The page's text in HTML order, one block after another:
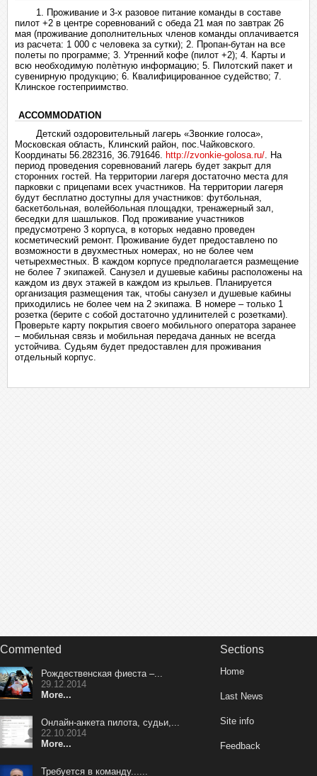
1. Проживание и 3-х разовое питание команды в составе
пилот +2 в центре соревнований с обеда 21 мая по завтрак 26
мая (проживание дополнительных членов команды оплачивается
из расчета: 1 000 с человека за сутки); 2. Пропан-бутан на все
полеты по программе; 3. Утренний кофе (пилот +2); 4. Карты и
всю необходимую полѐтную информацию; 5. Пилотский пакет и
сувенирную продукцию; 6. Квалифицированное судейство; 7.
Клинское гостеприимство.
ACCOMMODATION
Детский оздоровительный лагерь «Звонкие голоса»,
Московская область, Клинский район, пос.Чайковского.
Координаты 56.282316, 36.791646. http://zvonkie-golosa.ru/. На
период проведения соревнований лагерь будет закрыт для
сторонних гостей. На территории лагеря достаточно места для
парковки с прицепами всех участников. На территории лагеря
будут бесплатно доступны для участников: футбольная,
баскетбольная, волейбольная площадки, тренажерный зал,
беседки для шашлыков. Под проживание участников
предусмотрено 3 корпуса, в которых недавно проведен
косметический ремонт. Проживание будет предоставлено по
возможности в двухместных номерах, но не более чем
четырехместных. В каждом корпусе предполагается размещение
не более 7 экипажей. Санузел и душевые кабины расположены на
каждом из двух этажей в каждом из крыльев. Планируется
организация размещения так, чтобы санузел и душевые кабины
приходились не более чем на 2 экипажа. В номере – только 1
розетка (берите с собой достаточно удлинителей с розетками).
Проверьте карту покрытия своего мобильного оператора заранее
– мобильная связь и мобильная передача данных не всегда
устойчива. Судьям будет предоставлен для проживания
отдельный корпус.
Commented
Рождественская фиеста –...
29.12.2014
More...
Онлайн-анкета пилота, судьи,...
22.10.2014
More...
Требуется в команду......
Sections
Home
Last News
Site info
Feedback